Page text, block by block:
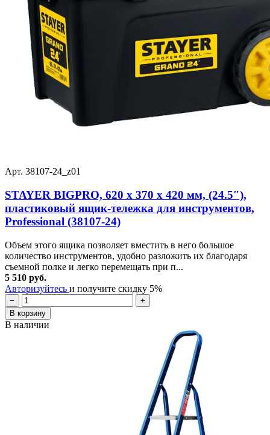
Арт. 38107-24_z01
STAYER BIGPRO, 620 х 370 х 420 мм, (24.5″),
пластиковый ящик-тележка для инструментов,
Professional (38107-24)
Объем этого ящика позволяет вместить в него большое
количество инструментов, удобно разложить их благодаря
съемной полке и легко перемещать при п...
5 510 руб.
Авторизуйтесь и получите скидку 5%
−
+
В корзину
В наличии